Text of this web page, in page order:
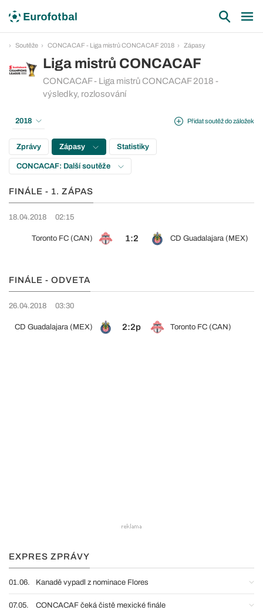
Soutěže CONCACAF - Liga mistrů CONCACAF 2018 Zápasy
Liga mistrů CONCACAF
CONCACAF - Liga mistrů CONCACAF 2018 -
výsledky, rozlosování
Přidat soutěž do záložek
2018
Zprávy Zápasy Statistiky
CONCACAF: Další soutěže
FINÁLE - 1. ZÁPAS
18.04.2018 02:15
Toronto FC (CAN) 1:2 CD Guadalajara (MEX)
FINÁLE - ODVETA
26.04.2018 03:30
CD Guadalajara (MEX) 2:2p Toronto FC (CAN)
EXPRES ZPRÁVY
01.06. Kanadě vypadl z nominace Flores
07.05. CONCACAF čeká čistě mexické finále